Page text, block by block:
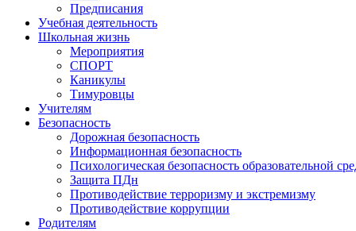
Предписания
Учебная деятельность
Школьная жизнь
Мероприятия
СПОРТ
Каникулы
Тимуровцы
Учителям
Безопасность
Дорожная безопасность
Информационная безопасность
Психологическая безопасность образовательной
Защита ПДн
Противодействие терроризму и экстремизму
Противодействие коррупции
Родителям